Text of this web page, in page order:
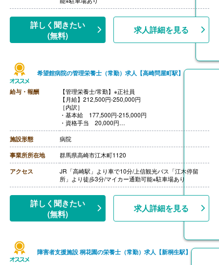
【管理栄養士・栄養士/常勤】※パート
※月給:176,000円-208,000円（時給1,100円-1,300円×8時
間×月平均労働日数20日で算出）
【賞与】なし
【通勤手当】あり（上限5,000円/月）
詳しく聞きたい
(無料)
求人詳細を見る
希望館病院の管理栄養士（常勤）求人【高崎問屋町駅】
給与・報酬
【管理栄養士/常勤】※正社員
【月給】212,500円-250,000円
［内訳］
・基本給 177,500円-215,000円
・資格手当 20,000円
・調整手当 15,000円※勤務条件等で変動可能性あり
［その他手当］
・精勤手当 6,000円
【賞与】年2回（計4.00ヶ月分）※前年度実績
【通勤手当】あり（上限20,000円/月）
【昇給】あり（1月あたり1,500円-1,700円）※前年度実
績
【退職金】あり※勤続3年以上、退職金共済加入
施設形態 病院
事業所所在地 群馬県高崎市江木町1120
アクセス
JR「高崎駅」より車で10分/上信観光バス「江木停留
所」より徒歩3分/マイカー通勤可能※駐車場あり
詳しく聞きたい
(無料)
求人詳細を見る
障害者支援施設 桐花園の栄養士（常勤）求人【新桐生駅】